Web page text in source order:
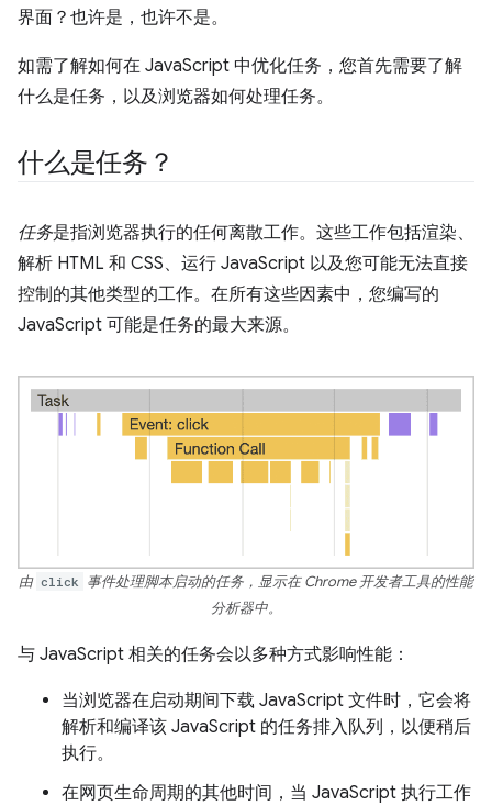
界面？ 也许是，也许不是。
如需了解如何在 JavaScript 中优化任务，您首先需要了解
什么是任务，以及浏览器如何处理任务。
什么是任务？
任务是指浏览器执行的任何离散工作。这些工作包括渲染、
解析 HTML 和 CSS、运行 JavaScript 以及您可能无法直接
控制的其他类型的工作。在所有这些因素中，您编写的
JavaScript 可能是任务的最大来源。
由 click 事件处理脚本启动的任务，显示在 Chrome 开发者工具的性能
分析器中。
与 JavaScript 相关的任务会以多种方式影响性能：
当浏览器在启动期间下载 JavaScript 文件时，它会将
解析和编译该 JavaScript 的任务排入队列，以便稍后
执行。
在网页生命周期的其他时间，当 JavaScript 执行工作